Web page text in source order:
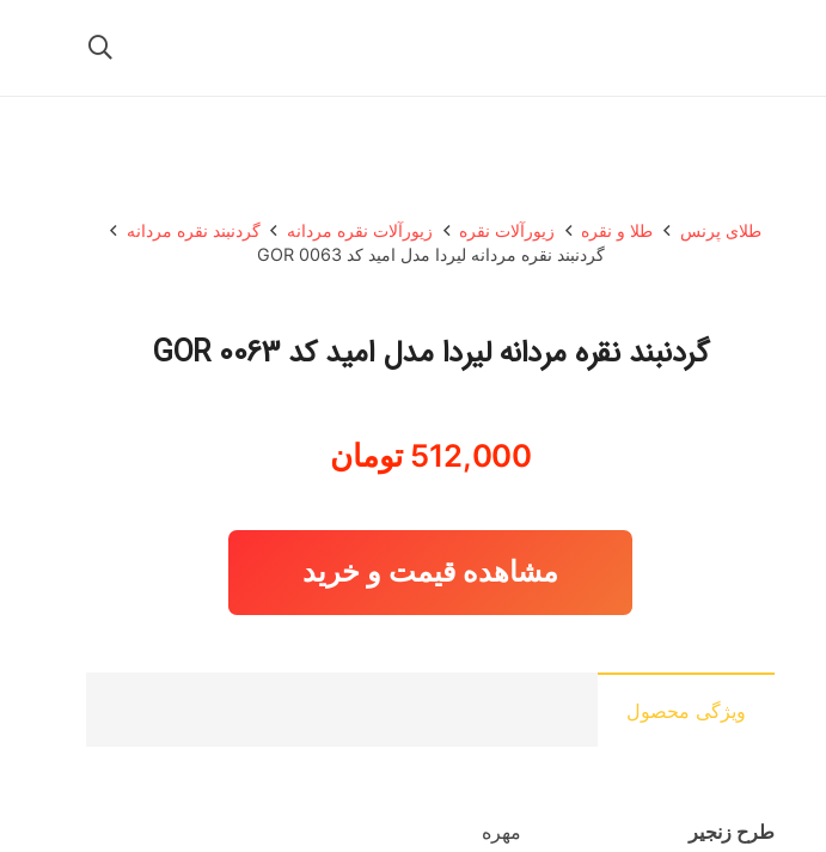
طلای پرنس طلا و نقره زیورآلات نقره زیورآلات نقره مردانه
گردنبند نقره مردانه
گردنبند نقره مردانه لیردا مدل امید کد GOR 0063
گردنبند نقره مردانه لیردا مدل امید کد GOR 0063
512,000 تومان
مشاهده قیمت و خرید
ویژگی محصول
طرح زنجیر مهره